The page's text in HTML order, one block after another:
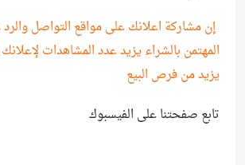
إن مشاركة اعلانك على مواقع التواصل
المهتمن بالشراء يزيد عدد المشاهدات لإعلانك
يزيد من فرص البيع
تابع صفحتنا على الفيسبوك